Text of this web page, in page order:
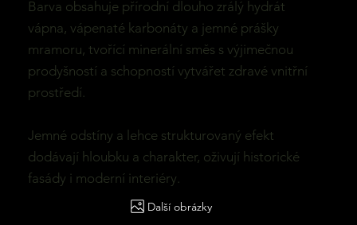
Barva obsahuje přírodní dlouho zrálý hydrát
vápna, vápenaté karbonáty a jemné prášky
mramoru, tvořící minerální směs s výjimečnou
prodyšností a schopností vytvářet zdravé vnitřní
prostředí.
Jemné odstíny a lehce strukturovaný efekt
dodávají hloubku a charakter, oživují historické
fasády i moderní interiéry.
Další obrázky